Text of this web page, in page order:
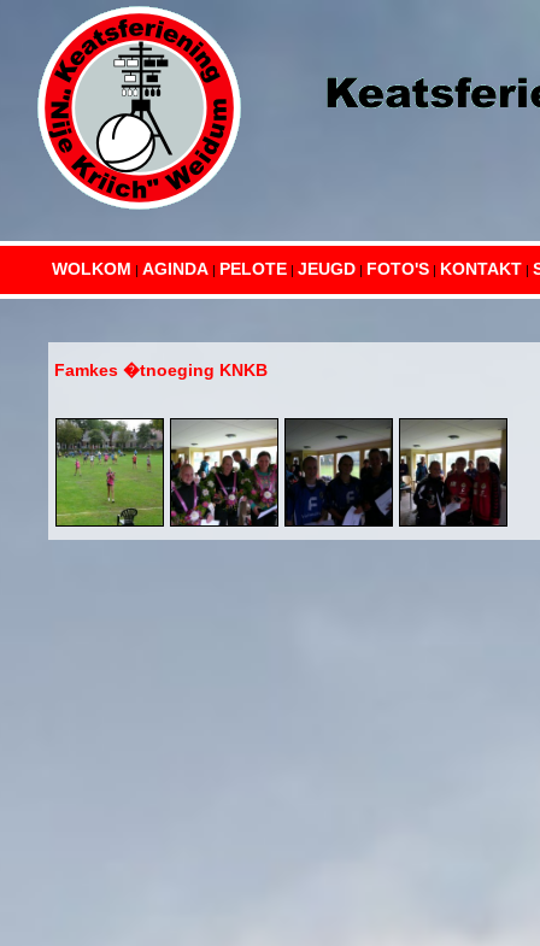
WOLKOM | AGINDA | PELOTE | JEUGD | FOTO'S | KONTAKT |
Famkes �tnoeging KNKB